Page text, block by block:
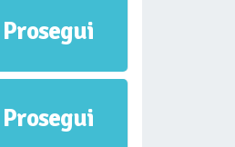
Prosegui
Prosegui